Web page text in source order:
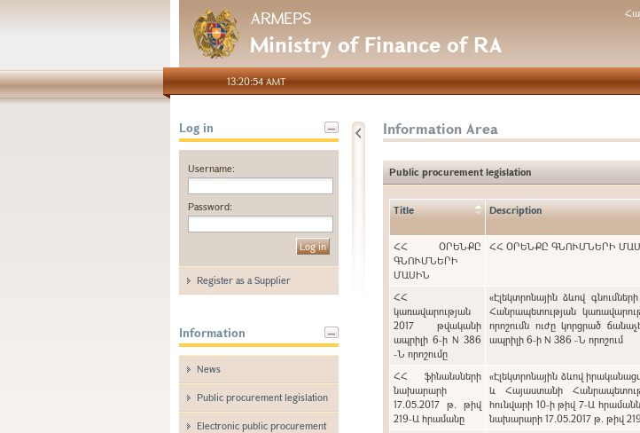
ARMEPS
Ministry of Finance of RA
13:20:54 AMT
Log in
Username:
Password:
Register as a Supplier
Information
News
Public procurement legislation
Electronic public procurement
Information Area
Public procurement legislation
Title Description
ՀՀ ՕՐԵՆՔԸ
ԳՆՈՒՄՆԵՐԻ
ՄԱՍԻՆ
ՀՀ ՕՐԵՆՔԸ ԳՆՈՒՄՆԵՐԻ
ՀՀ
կառավարության
2017 թվականի
ապրիլի 6-ի N 386
-Ն որոշումը
«Էլեկտրոնային ձևով
Հանրապետության
որոշումն ուժը կորցրած
ապրիլի 6-ի N 386 -Ն որոշում
ՀՀ ֆինանսների
նախարարի
17.05.2017 թ. թիվ
219-Ա հրամանը
«Էլեկտրոնային ձևով
և Հայաստանի
հունվարի 10-ի թիվ 7-Ա
նախարարի 17.05.2017 թ. թիվ